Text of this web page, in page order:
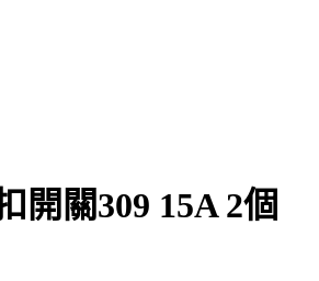
開關309 15A 2個